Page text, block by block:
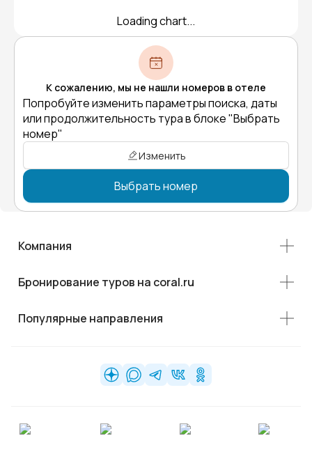
Loading chart...
К сожалению, мы не нашли номеров в отеле
Попробуйте изменить параметры поиска, даты
или продолжительность тура в блоке "Выбрать
номер"
Изменить
Выбрать номер
Компания
Бронирование туров на coral.ru
Популярные направления